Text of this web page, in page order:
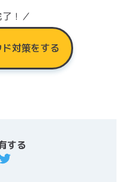
！／
対策をする
する